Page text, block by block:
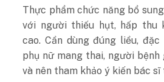
Thực phẩm chức năng bổ
với người thiếu hụt, hấp thu
cao. Cần dùng đúng liều,
phụ nữ mang thai, người bệnh
và nên tham khảo ý kiến bác